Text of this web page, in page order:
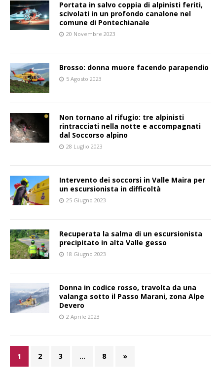
Portata in salvo coppia di alpinisti feriti,
scivolati in un profondo canalone nel
comune di Pontechianale
20 Novembre 2023
Brosso: donna muore facendo parapendio
5 Agosto 2023
Non tornano al rifugio: tre alpinisti
rintracciati nella notte e accompagnati
dal Soccorso alpino
28 Luglio 2023
Intervento dei soccorsi in Valle Maira per
un escursionista in difficoltà
25 Giugno 2023
Recuperata la salma di un escursionista
precipitato in alta Valle gesso
18 Giugno 2023
Donna in codice rosso, travolta da una
valanga sotto il Passo Marani, zona Alpe
Devero
2 Aprile 2023
1 2 3 … 8 »